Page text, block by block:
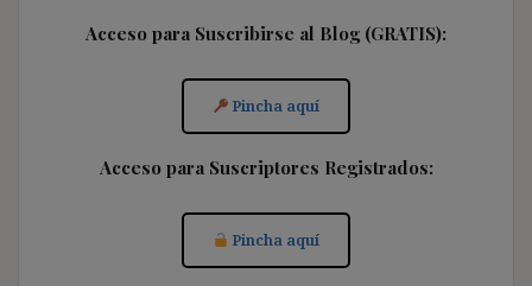
Acceso para Suscribirse al Blog (GRATIS):
Pincha aquí
Acceso para Suscriptores Registrados:
Pincha aquí